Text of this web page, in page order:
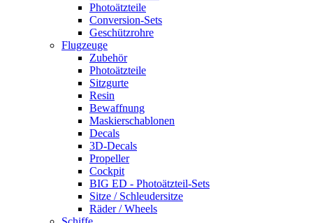
Photoätzteile
Conversion-Sets
Geschützrohre
Flugzeuge
Zubehör
Photoätzteile
Sitzgurte
Resin
Bewaffnung
Maskierschablonen
Decals
3D-Decals
Propeller
Cockpit
BIG ED - Photoätzteil-Sets
Sitze / Schleudersitze
Räder / Wheels